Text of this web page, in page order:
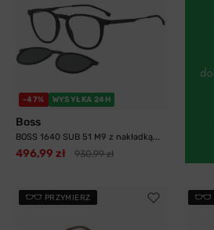
-47% WYSYŁKA 24H
Boss
BOSS 1640 SUB 51 M9 z nakładką...
496,99 zł 930,99 zł
PRZYMIERZ